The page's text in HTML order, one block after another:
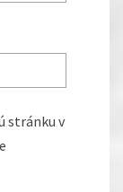
stránku v